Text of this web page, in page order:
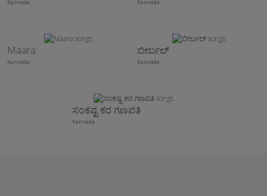
Kannada Kannada
Maara
Kannada
ಬೀರ್ಬಲ್
Kannada
ಸಂಕಷ್ಟ ಕರ ಗಣಪತಿ
Kannada